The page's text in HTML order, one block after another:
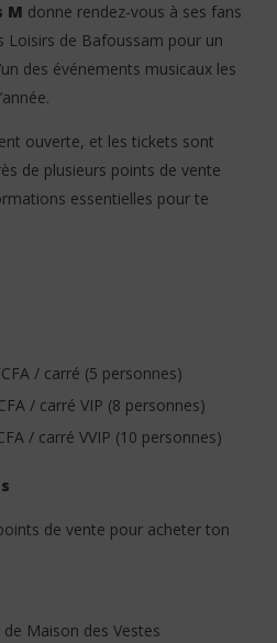
VIEWING
La billetterie est ouverte –
M donne rendez-vous à ses fans
Loisirs de Bafoussam pour un
des événements musicaux les
ouverte, et les tickets sont
de plusieurs points de vente
essentielles pour te
/ carré (5 personnes)
/ carré VIP (8 personnes)
/ carré VVIP (10 personnes)
de vente pour acheter ton
Maison des Vestes